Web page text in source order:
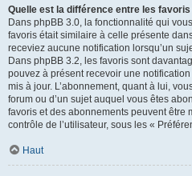
Quelle est la différence entre les
Dans phpBB 3.0, la fonctionnalité qui
favoris était similaire à celle présente
receviez aucune notification lorsqu’un
Dans phpBB 3.2, les favoris sont
pouvez à présent recevoir une
mis à jour. L’abonnement, quant à lui,
forum ou d’un sujet auquel vous êtes
favoris et des abonnements peuvent être
contrôle de l’utilisateur, sous les «
Haut